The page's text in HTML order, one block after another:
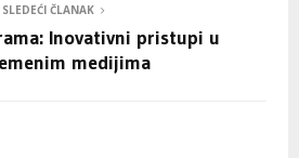
SLEDEĆI ČLANAK
Inovativni pristupi u
medijima